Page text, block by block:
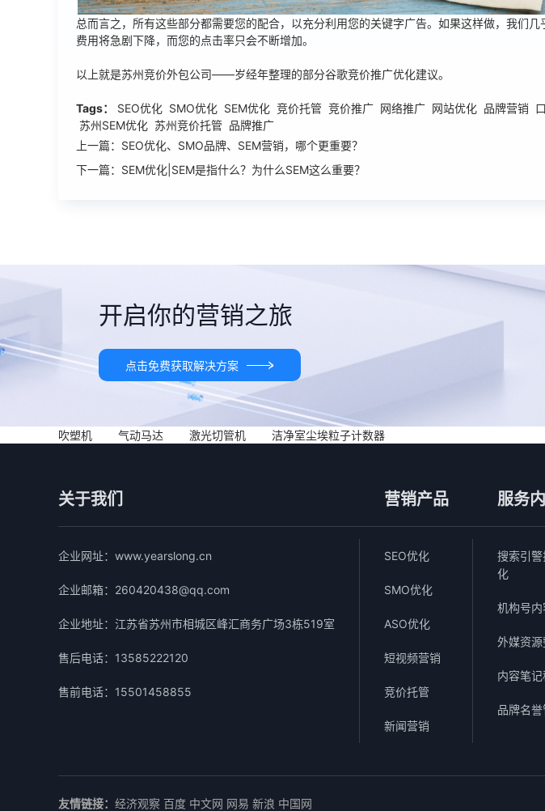
总而言之，所有这些部分都需要您的配合，以充分利用您的关键字广告。如果这样做，我们
费用将急剧下降，而您的点击率只会不断增加。
以上就是苏州竞价外包公司——岁经年整理的部分谷歌竞价推广优化建议。
Tags：
SEO优化 SMO优化 SEM优化 竞价托管 竞价推广 网络推广 网站优化 品牌营销
苏州SEM优化 苏州竞价托管 品牌推广
上一篇：SEO优化、SMO品牌、SEM营销，哪个更重要？
下一篇：SEM优化|SEM是指什么？为什么SEM这么重要？
开启你的营销之旅
点击免费获取解决方案
吹塑机 气动马达 激光切管机 洁净室尘埃粒子计数器
关于我们
企业网址： www.yearslong.cn
企业邮箱： 260420438@qq.com
企业地址： 江苏省苏州市相城区峰汇商务广场3栋519室
售后电话： 13585222120
售前电话： 15501458855
营销产品
SEO优化
SMO优化
ASO优化
短视频营销
竞价托管
新闻营销
服务
搜索引
化
机构号
外媒资
内容笔
品牌名誉
友情链接： 经济观察 百度 中文网 网易 新浪 中国网